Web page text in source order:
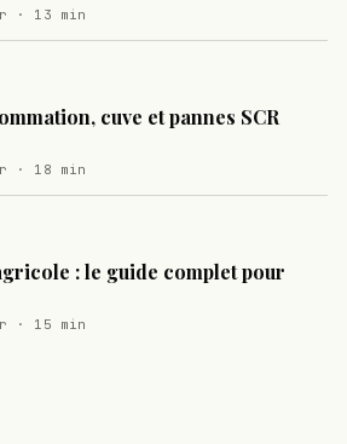
· 13 min
cuve et pannes SCR
· 18 min
: le guide complet pour
· 15 min